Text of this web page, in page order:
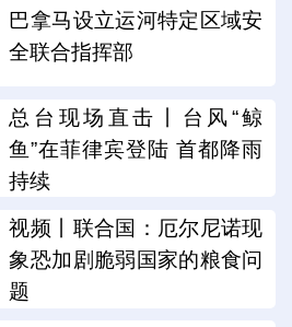
巴拿马设立运河特定区域安
全联合指挥部
总台现场直击丨台风“鲸
鱼”在菲律宾登陆 首都降雨
持续
视频丨联合国：厄尔尼诺现
象恐加剧脆弱国家的粮食问
题